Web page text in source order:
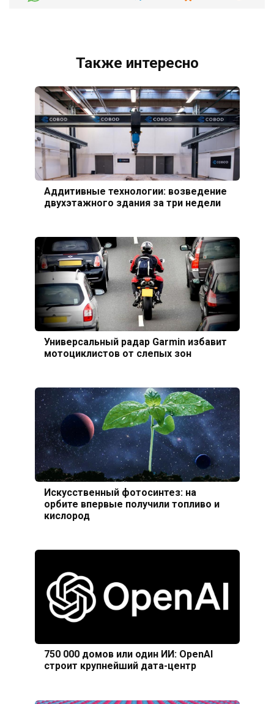
Также интересно
Аддитивные технологии: возведение
двухэтажного здания за три недели
Универсальный радар Garmin избавит
мотоциклистов от слепых зон
Искусственный фотосинтез: на
орбите впервые получили топливо и
кислород
750 000 домов или один ИИ: OpenAI
строит крупнейший дата-центр